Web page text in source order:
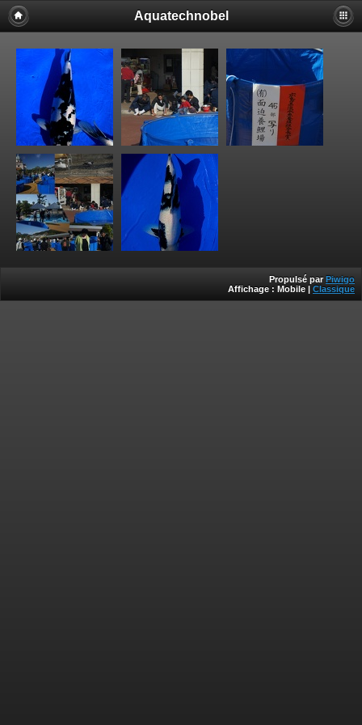
Aquatechnobel
Propulsé par Piwigo
Affichage : Mobile | Classique